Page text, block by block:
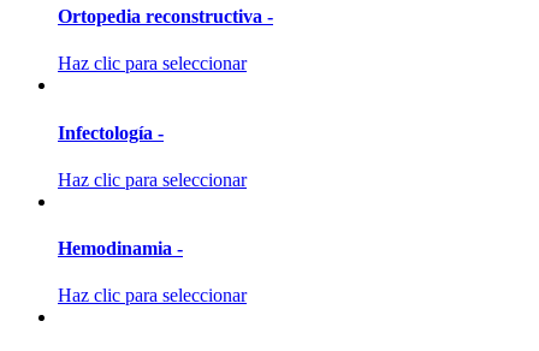
Ortopedia reconstructiva -
Haz clic para seleccionar
Infectología -
Haz clic para seleccionar
Hemodinamia -
Haz clic para seleccionar